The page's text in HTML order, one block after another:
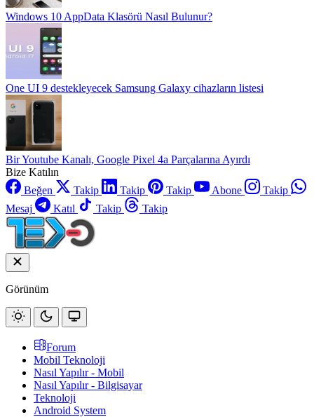
Windows 10 AppData Klasörü Nasıl Bulunur?
One UI 9 destekleyecek Samsung Galaxy cihazların listesi
Bir Youtube Kanalı, Google Pixel 4a Parçalarına Ayırdı
Bize Katılın
Beğen
Takip Takip Takip Abone
Takip
Mesaj
Katıl Takip Takip
Görünüm
Forum
Mobil Teknoloji
Nasıl Yapılır - Mobil
Nasıl Yapılır - Bilgisayar
Teknoloji
Android System